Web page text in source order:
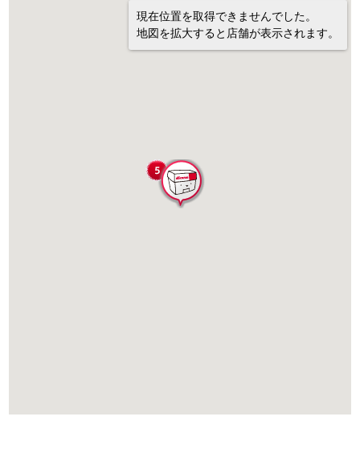
現在位置を取得できませんでした。
地図を拡大すると店舗が表示されます。